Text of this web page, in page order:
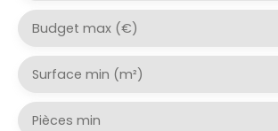
Budget max (€)
Surface min (m²)
Pièces min